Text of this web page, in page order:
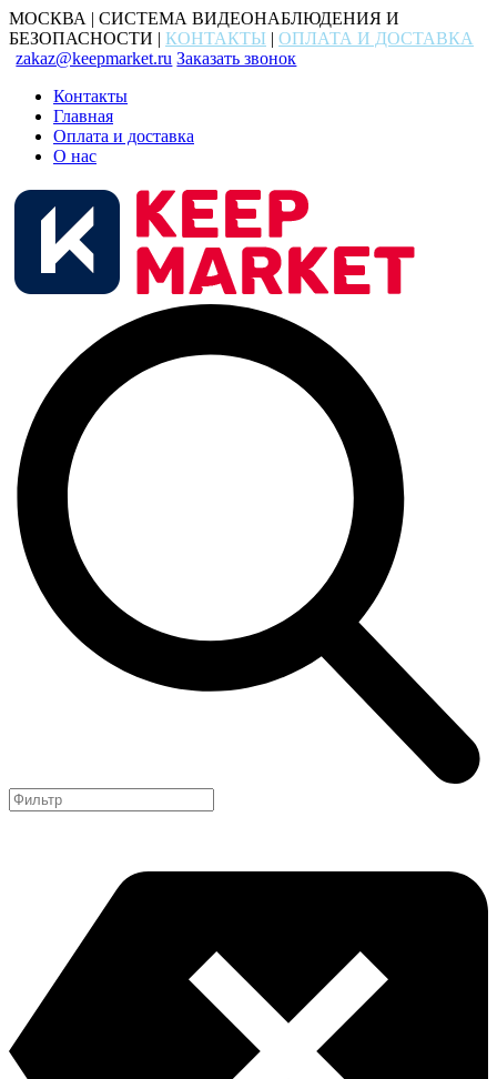
МОСКВА | СИСТЕМА ВИДЕОНАБЛЮДЕНИЯ И
БЕЗОПАСНОСТИ | КОНТАКТЫ | ОПЛАТА И ДОСТАВКА
zakaz@keepmarket.ru Заказать звонок
Контакты
Главная
Оплата и доставка
О нас